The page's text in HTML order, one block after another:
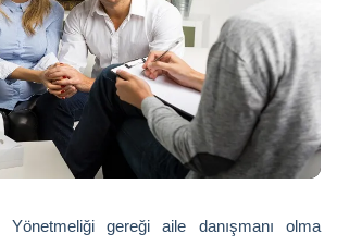
Yönetmeliği gereği aile danışmanı olma